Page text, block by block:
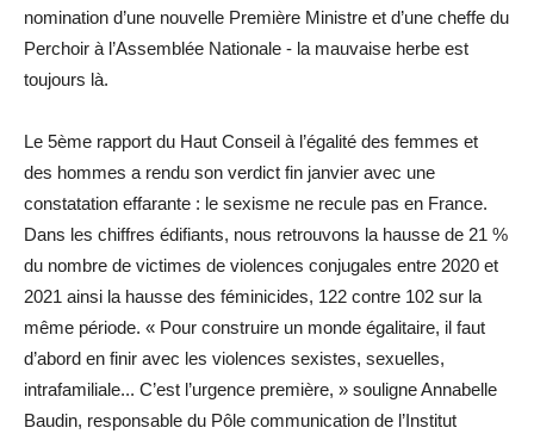
nomination d’une nouvelle Première Ministre et d’une cheffe du
Perchoir à l’Assemblée Nationale - la mauvaise herbe est
toujours là.
Le 5ème rapport du Haut Conseil à l’égalité des femmes et
des hommes a rendu son verdict fin janvier avec une
constatation effarante : le sexisme ne recule pas en France.
Dans les chiffres édifiants, nous retrouvons la hausse de 21 %
du nombre de victimes de violences conjugales entre 2020 et
2021 ainsi la hausse des féminicides, 122 contre 102 sur la
même période. « Pour construire un monde égalitaire, il faut
d’abord en finir avec les violences sexistes, sexuelles,
intrafamiliale... C’est l’urgence première, » souligne Annabelle
Baudin, responsable du Pôle communication de l’Institut